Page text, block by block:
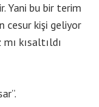
Yani bu bir terim
cesur kişi geliyor
kısaltıldı